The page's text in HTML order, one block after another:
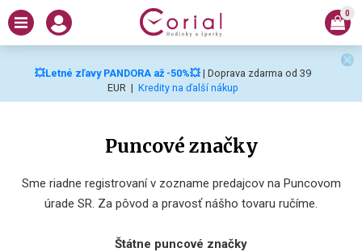
💥Letné zľavy PANDORA až -50%💥 | Doprava zdarma od 39
EUR | Kredity na ďalší nákup
0
Puncové značky
Sme riadne registrovaní v zozname predajcov na Puncovom
úrade SR. Za pôvod a pravosť nášho tovaru ručíme.
Štátne puncové značky